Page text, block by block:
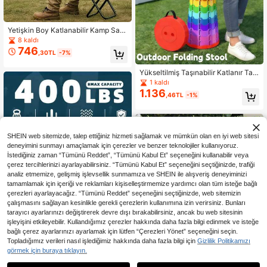
Yetişkin Boy Katlanabilir Kamp San
dalyesi, Taşınabilir Dış Mekan Sand
alyesi, 200kg/440lbs Taşıma Kapa
sitesi, Hafif ve Sağlam İskelet, Kola
arına Dayanıklı Kumaş, Kamp, Plaj,
Balıkçılık, Bahçe İşleri ve Seyahat İ
çin Uygun
8 kaldı
746 ,30TL -7%
NEW 1 Paket 7.5-18 İnç 6 Kademeli
936,72TL
Yükseltilmiş Taşınabilir Katlanır Tab
ure, Yeni PP Malzeme, Daha Dayan
ıklı ve Sağlam Teleskopik Katlanır T
abure, Balıkçılık, Yürüyüş, Barbekü,
ygun, Taşınabilir Teleskopik Katlanı
r Kamp Taburesi, Yetişkinler İçin Açı
k Hava Balıkçılığı, Yürüyüş, Bahçec
ilik, Seyahat ve Barbeküye Uygun
1 kaldı
1.136 ,46TL -1%
6,04TL tasarruf edin
386,87TL -2%
SHEIN web sitemizde, talep ettiğiniz hizmeti sağlamak ve mümkün olan en iyi web sitesi
deneyimini sunmayı amaçlamak için çerezler ve benzer teknolojiler kullanıyoruz.
İstediğiniz zaman “Tümünü Reddet”, “Tümünü Kabul Et” seçeneğini kullanabilir veya
çerez tercihlerinizi ayarlayabilirsiniz. “Tümünü Kabul Et” seçeneğini seçtiğinizde, trafiği
analiz etmemize, gelişmiş işlevsellik sunmamıza ve SHEIN ile alışveriş deneyiminizi
tamamlamak için içeriği ve reklamları kişiselleştirmemize yardımcı olan tüm isteğe bağlı
çerezleri ayarlayacağız. “Tümünü Reddet” seçeneğini seçtiğinizde, web sitemizin
çalışmasını sağlayan kesinlikle gerekli çerezlerin kullanımına izin verirsiniz. Bunları
tarayıcı ayarlarınızı değiştirerek devre dışı bırakabilirsiniz, ancak bu web sitesinin
işleyişini etkileyebilir. Kullandığımız çerezler hakkında daha fazla bilgi edinmek ve isteğe
bağlı çerez ayarlarınızı ayarlamak için lütfen “Çerezleri Yönet” seçeneğini seçin.
Topladığımız verileri nasıl işlediğimiz hakkında daha fazla bilgi için Gizlilik Politikamızı
görmek için buraya tıklayın.